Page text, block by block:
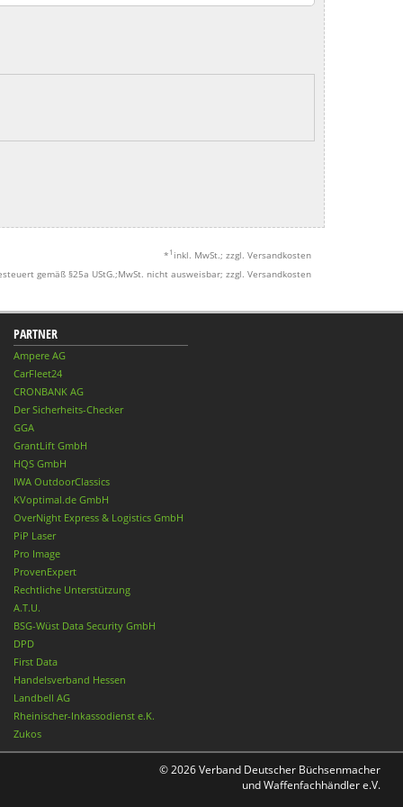
* 1 inkl. MwSt.; zzgl. Versandkosten
gemäß §25a UStG.;MwSt. nicht ausweisbar; zzgl. Versandkosten
PARTNER
Ampere AG
CarFleet24
CRONBANK AG
Der Sicherheits-Checker
GGA
GrantLift GmbH
HQS GmbH
IWA OutdoorClassics
KVoptimal.de GmbH
OverNight Express & Logistics GmbH
PiP Laser
Pro Image
ProvenExpert
Rechtliche Unterstützung
A.T.U.
BSG-Wüst Data Security GmbH
DPD
First Data
Handelsverband Hessen
Landbell AG
Rheinischer-Inkassodienst e.K.
Zukos
© 2026 Verband Deutscher Büchsenmacher
und Waffenfachhändler e.V.